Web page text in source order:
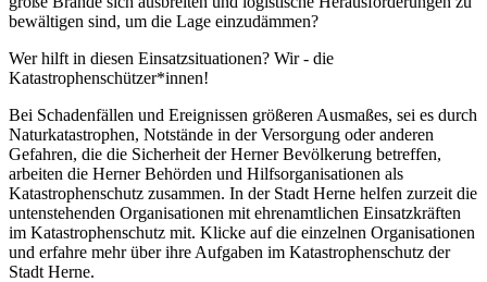
bewältigen sind, um die Lage einzudämmen?
Wer hilft in diesen Einsatzsituationen? Wir - die
Katastrophenschützer*innen!
Bei Schadenfällen und Ereignissen größeren Ausmaßes, sei es durch
Naturkatastrophen, Notstände in der Versorgung oder anderen
Gefahren, die die Sicherheit der Herner Bevölkerung betreffen,
arbeiten die Herner Behörden und Hilfsorganisationen als
Katastrophenschutz zusammen. In der Stadt Herne helfen zurzeit die
untenstehenden Organisationen mit ehrenamtlichen Einsatzkräften
im Katastrophenschutz mit. Klicke auf die einzelnen Organisationen
und erfahre mehr über ihre Aufgaben im Katastrophenschutz der
Stadt Herne.